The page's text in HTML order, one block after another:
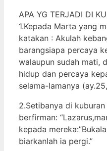
APA YG TERJADI DI
1.Kepada Marta yang
katakan : Akulah
barangsiapa percaya
walaupun sudah mati,
hidup dan percaya
selama-lamanya
2.Setibanya di
berfirman:
kepada
biarkanlah ia pergi.”